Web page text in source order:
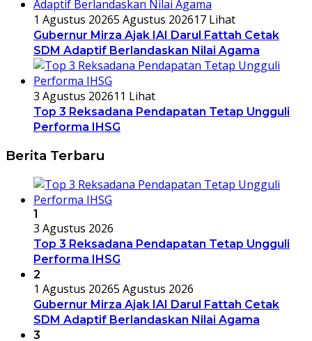
1 Agustus 20265 Agustus 202617 Lihat
Gubernur Mirza Ajak IAI Darul Fattah Cetak
SDM Adaptif Berlandaskan Nilai Agama
3 Agustus 202611 Lihat
Top 3 Reksadana Pendapatan Tetap Ungguli
Performa IHSG
Berita Terbaru
1
3 Agustus 2026
Top 3 Reksadana Pendapatan Tetap Ungguli
Performa IHSG
2
1 Agustus 20265 Agustus 2026
Gubernur Mirza Ajak IAI Darul Fattah Cetak
SDM Adaptif Berlandaskan Nilai Agama
3